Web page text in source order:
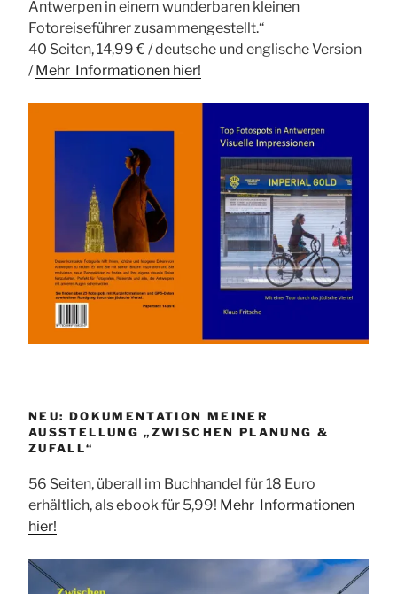
Antwerpen in einem wunderbaren kleinen
Fotoreiseführer zusammengestellt.“
40 Seiten, 14,99 € / deutsche und englische Version
/ Mehr Informationen hier!
NEU: DOKUMENTATION MEINER
AUSSTELLUNG „ZWISCHEN PLANUNG &
ZUFALL“
56 Seiten, überall im Buchhandel für 18 Euro
erhältlich, als ebook für 5,99! Mehr Informationen
hier!